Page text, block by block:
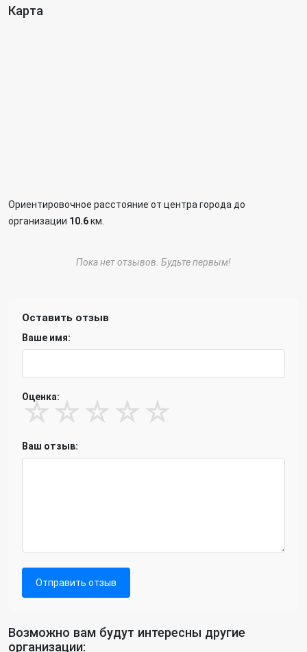
Карта
Ориентировочное расстояние от центра города до
организации 10.6км.
Пока нет отзывов. Будьте первым!
Оставить отзыв
Ваше имя:
Оценка:
☆ ☆ ☆ ☆ ☆
Ваш отзыв:
Отправить отзыв
Возможно вам будут интересны другие
организации: